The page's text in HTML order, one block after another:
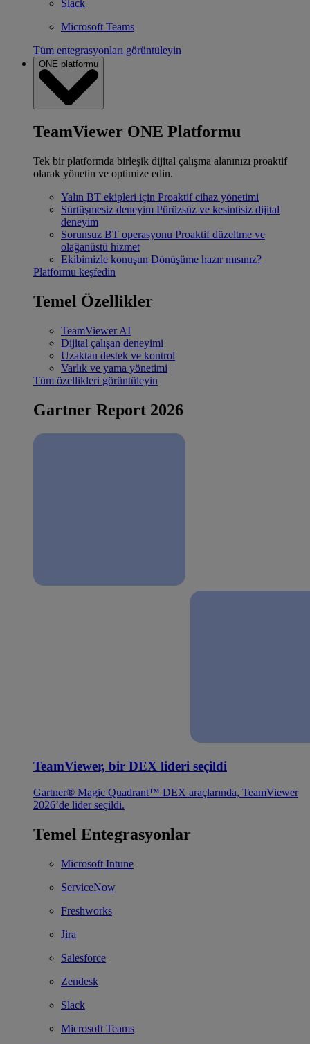
Slack
Microsoft Teams
Tüm entegrasyonları görüntüleyin
ONE platformu
TeamViewer ONE Platformu
Tek bir platformda birleşik dijital çalışma alanınızı proaktif
olarak yönetin ve optimize edin.
Yalın BT ekipleri için Proaktif cihaz yönetimi
Sürtüşmesiz deneyim Pürüzsüz ve kesintisiz dijital
deneyim
Sorunsuz BT operasyonu Proaktif düzeltme ve
olağanüstü hizmet
Ekibimizle konuşun Dönüşüme hazır mısınız?
Platformu keşfedin
Temel Özellikler
TeamViewer AI
Dijital çalışan deneyimi
Uzaktan destek ve kontrol
Varlık ve yama yönetimi
Tüm özellikleri görüntüleyin
Gartner Report 2026
TeamViewer, bir DEX lideri seçildi
Gartner® Magic Quadrant™ DEX araçlarında, TeamViewer
2026’de lider seçildi.
Temel Entegrasyonlar
Microsoft Intune
ServiceNow
Freshworks
Jira
Salesforce
Zendesk
Slack
Microsoft Teams